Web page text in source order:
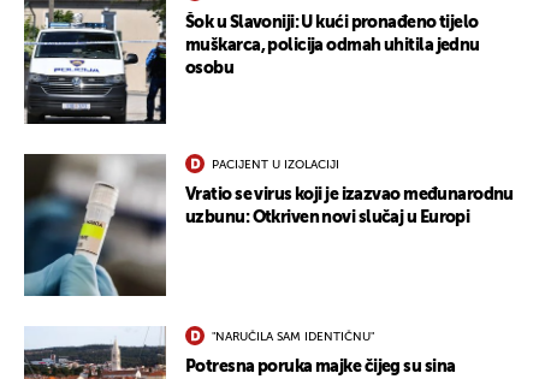
Šok u Slavoniji: U kući pronađeno tijelo
muškarca, policija odmah uhitila jednu
osobu
PACIJENT U IZOLACIJI
Vratio se virus koji je izazvao međunarodnu
uzbunu: Otkriven novi slučaj u Europi
"NARUČILA SAM IDENTIČNU"
Potresna poruka majke čijeg su sina